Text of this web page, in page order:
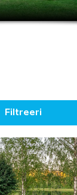
Filtreeri